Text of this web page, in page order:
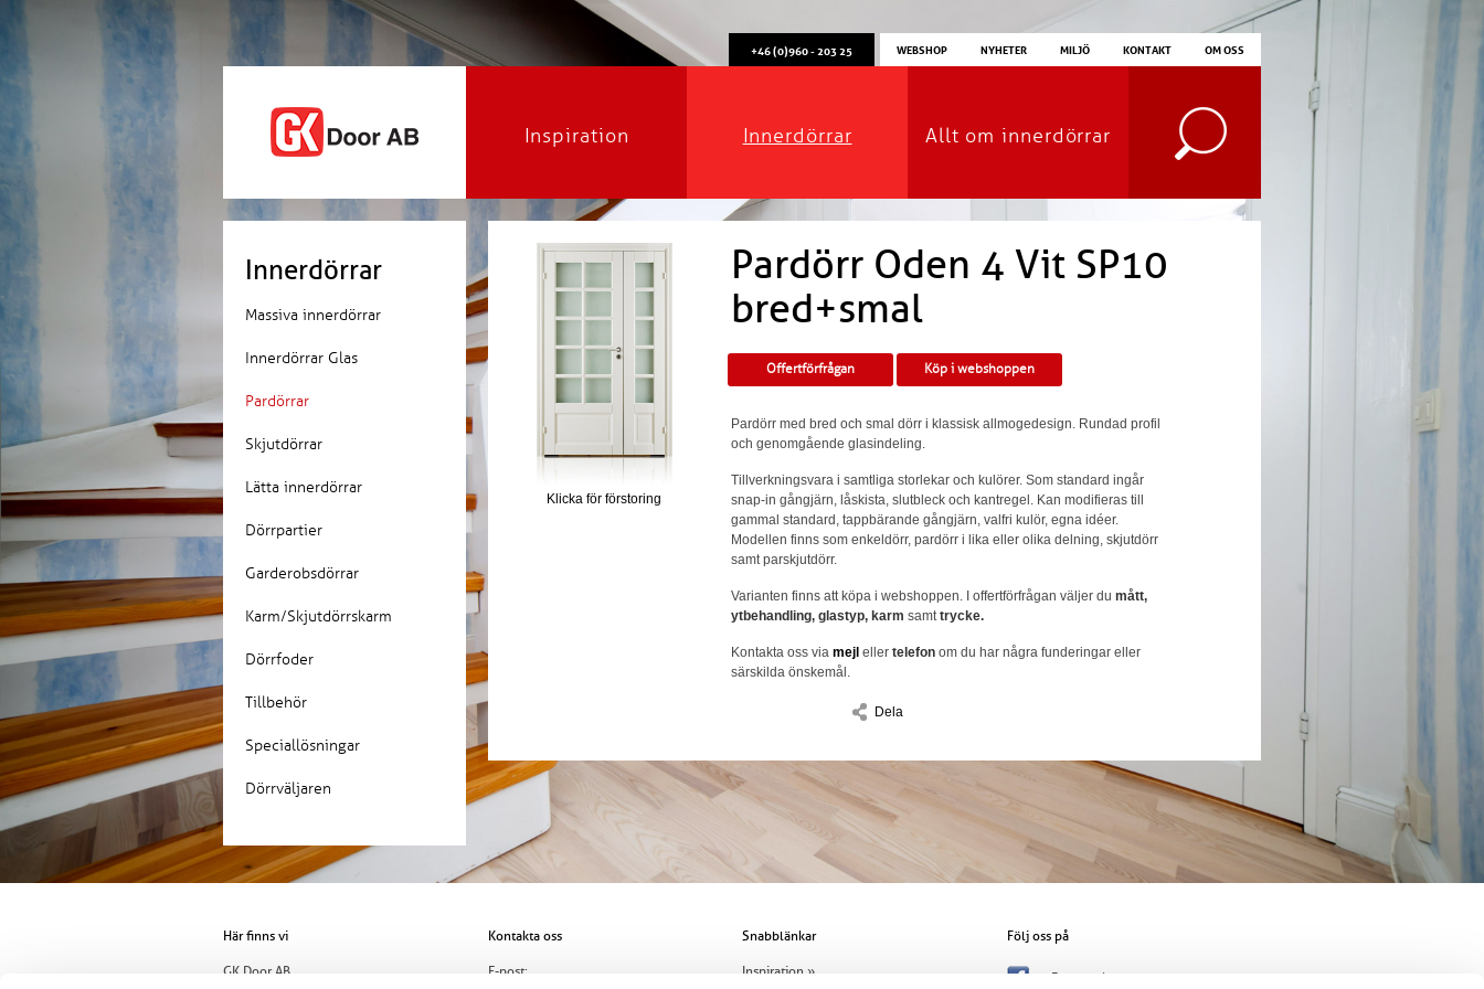
+46 (0)960 - 203 25 WEBSHOP NYHETER MILJÖ KONTAKT OM OSS
Inspiration Innerdörrar Allt om innerdörrar
Innerdörrar
Massiva innerdörrar
Innerdörrar Glas
Pardörrar
Skjutdörrar
Lätta innerdörrar
Dörrpartier
Garderobsdörrar
Karm/Skjutdörrskarm
Dörrfoder
Tillbehör
Speciallösningar
Dörrväljaren
Klicka för förstoring
Pardörr Oden 4 Vit SP10
bred+smal
Offertförfrågan Köp i webshoppen
Pardörr med bred och smal dörr i klassisk allmogedesign. Rundad profil
och genomgående glasindeling.
Tillverkningsvara i samtliga storlekar och kulörer. Som standard ingår
snap-in gångjärn, låskista, slutbleck och kantregel. Kan modifieras till
gammal standard, tappbärande gångjärn, valfri kulör, egna idéer.
Modellen finns som enkeldörr, pardörr i lika eller olika delning, skjutdörr
samt parskjutdörr.
Varianten finns att köpa i webshoppen. I offertförfrågan väljer du mått,
ytbehandling, glastyp, karm samttrycke.
Kontakta oss via mejl eller telefon om du har några funderingar eller
särskilda önskemål.
Dela
Här finns vi
GK Door AB
Kontakta oss
E-post:
Snabblänkar
Inspiration »
Följ oss på
Facebook